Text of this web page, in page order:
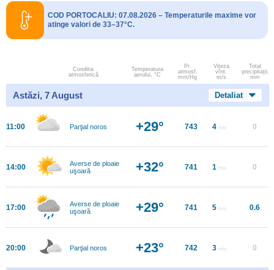
COD PORTOCALIU: 07.08.2026 – Temperaturile maxime vor
atinge valori de 33–37°C.
Conditia
atmosferică
Temperatura
aerului, °C
Pr.
atmosf.
mm/Hg
Viteza
vînt.
m/s
Total
precipitații,
mm
Astăzi, 7 August Detaliat
11:00 Parţial noros +29° 743 4 m/s 0
14:00
Averse de ploaie
uşoară
+32° 741 1 m/s 0
17:00
Averse de ploaie
uşoară
+29° 741 5 m/s 0.6
20:00 Parţial noros +23° 742 3 m/s 0